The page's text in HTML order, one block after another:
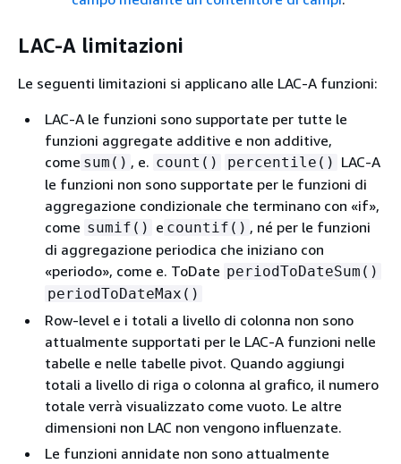
LAC-A limitazioni
Le seguenti limitazioni si applicano alle LAC-A funzioni:
LAC-A le funzioni sono supportate per tutte le
funzioni aggregate additive e non additive,
come sum() , e. count() percentile() LAC-A
le funzioni non sono supportate per le funzioni di
aggregazione condizionale che terminano con «if»,
come sumif() e countif() , né per le funzioni
di aggregazione periodica che iniziano con
«periodo», come e. ToDate periodToDateSum()
periodToDateMax()
Row-level e i totali a livello di colonna non sono
attualmente supportati per le LAC-A funzioni nelle
tabelle e nelle tabelle pivot. Quando aggiungi
totali a livello di riga o colonna al grafico, il numero
totale verrà visualizzato come vuoto. Le altre
dimensioni non LAC non vengono influenzate.
Le funzioni annidate non sono attualmente